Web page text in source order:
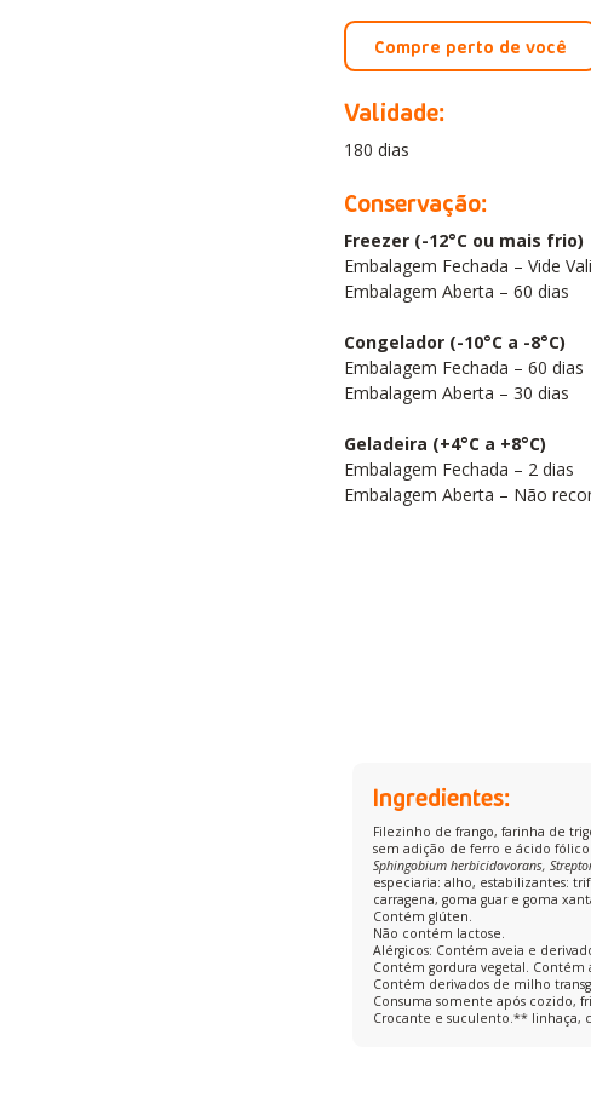
Compre perto de você
Validade:
180 dias
Conservação:
Freezer (-12°C ou mais frio)
Embalagem Fechada – Vide
Embalagem Aberta – 60 dias
Congelador (-10°C a -8°C)
Embalagem Fechada – 60 dias
Embalagem Aberta – 30 dias
Geladeira (+4°C a +8°C)
Embalagem Fechada – 2 dias
Embalagem Aberta – Não
Ingredientes:
Filezinho de frango, farinha de
sem adição de ferro e ácido fólico
Sphingobium herbicidovorans,
especiaria: alho, estabilizantes:
carragena, goma guar e goma
Contém glúten.
Não contém lactose.
Alérgicos: Contém aveia e
Contém gordura vegetal. Contém
Contém derivados de milho
Consuma somente após cozido,
Crocante e suculento.** linhaça,